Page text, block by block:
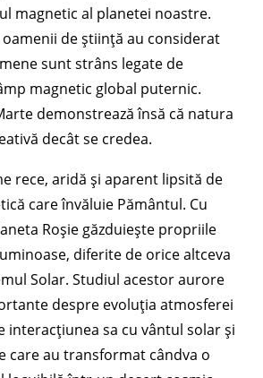
magnetic al planetei noastre.
de știință au considerat
sunt strâns legate de
magnetic global puternic.
demonstrează însă că natura
decât se credea.
rece, aridă și aparent lipsită de
care învăluie Pământul. Cu
Roșie găzduiește propriile
diferite de orice altceva
Solar. Studiul acestor aurore
despre evoluția atmosferei
interacțiunea sa cu vântul solar și
care au transformat cândva o